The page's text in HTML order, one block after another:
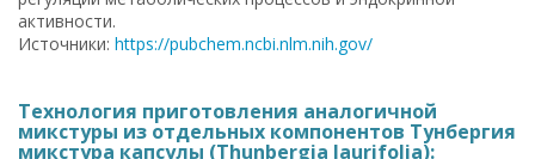
активности.
Источники: https://pubchem.ncbi.nlm.nih.gov/
Технология приготовления аналогичной
микстуры из отдельных компонентов Тунбергия
микстура капсулы (Thunbergia laurifolia):